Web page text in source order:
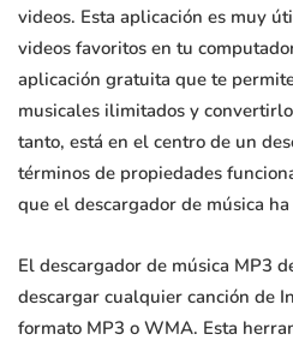
videos. Esta aplicación es muy
videos favoritos en tu
aplicación gratuita que te
musicales ilimitados y
tanto, está en el centro de un
términos de propiedades
que el descargador de música
El descargador de música MP3
descargar cualquier canción de
formato MP3 o WMA. Esta